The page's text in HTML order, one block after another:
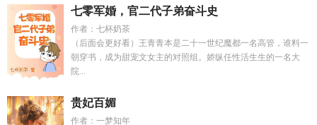
七零军婚，官二代子弟奋斗史
作者：七杯奶茶
（后面会更好看）王青青本是二十一世纪魔都一名高管，谁料一
朝穿书，成为甜宠文女主的对照组。娇纵任性活生生的一名大
院...
贵妃百媚
作者：一梦知年